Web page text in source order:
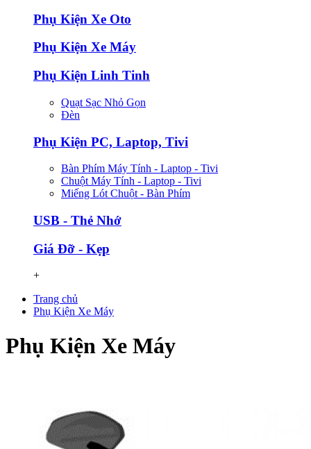
Phụ Kiện Xe Oto
Phụ Kiện Xe Máy
Phụ Kiện Linh Tinh
Quạt Sạc Nhỏ Gọn
Đèn
Phụ Kiện PC, Laptop, Tivi
Bàn Phím Máy Tính - Laptop - Tivi
Chuột Máy Tính - Laptop - Tivi
Miếng Lót Chuột - Bàn Phím
USB - Thẻ Nhớ
Giá Đỡ - Kẹp
+
Trang chủ
Phụ Kiện Xe Máy
Phụ Kiện Xe Máy